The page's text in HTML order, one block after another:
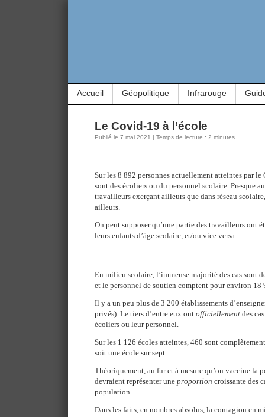
Accueil Géopolitique Infrarouge
Le Covid-19 à l’école
Publié le 7 mai 2021 | Temps de lecture : 2 minutes
Sur les 8 892 personnes actuellement atteintes par
sont des écoliers ou du personnel scolaire. Presque
travailleurs exerçant ailleurs que dans réseau
ailleurs.
On peut supposer qu’une partie des travailleurs ont
leurs enfants d’âge scolaire, et/ou vice versa.
En milieu scolaire, l’immense majorité des cas sont
et le personnel de soutien comptent pour environ 18
Il y a un peu plus de 3 200 établissements
privés). Le tiers d’entre eux ont officiellement des
écoliers ou leur personnel.
Sur les 1 126 écoles atteintes, 460 sont
soit une école sur sept.
Théoriquement, au fur et à mesure qu’on vaccine la
devraient représenter une proportion croissante des
population.
Dans les faits, en nombres absolus, la contagion en